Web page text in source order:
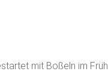
mit Boßeln im